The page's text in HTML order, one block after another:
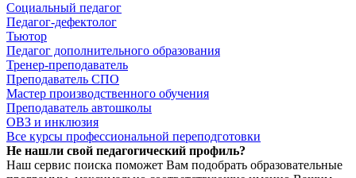
Социальный педагог
Педагог-дефектолог
Тьютор
Педагог дополнительного образования
Тренер-преподаватель
Преподаватель СПО
Мастер производственного обучения
Преподаватель автошколы
ОВЗ и инклюзия
Все курсы профессиональной переподготовки
Не нашли свой педагогический профиль?
Наш сервис поиска поможет Вам подобрать образовательные